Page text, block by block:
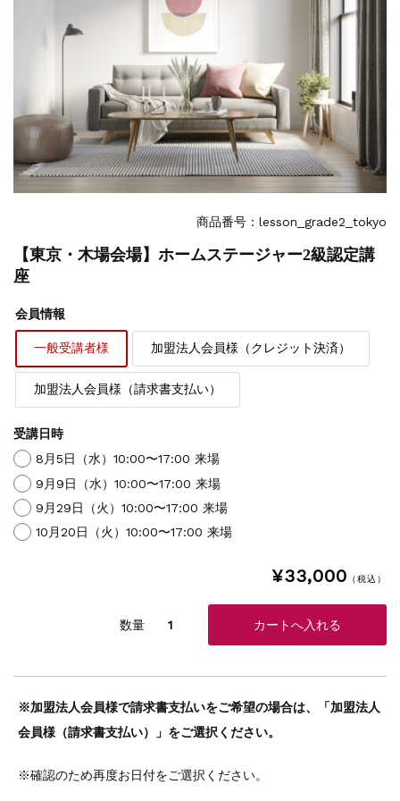
商品番号：lesson_grade2_tokyo
【東京・木場会場】ホームステージャー2級認定講
座
会員情報
一般受講者様 加盟法人会員様（クレジット決済）
加盟法人会員様（請求書支払い）
受講日時
8月5日（水）10:00〜17:00 来場
9月9日（水）10:00〜17:00 来場
9月29日（火）10:00〜17:00 来場
10月20日（火）10:00〜17:00 来場
¥33,000 （税込）
数量
※加盟法人会員様で請求書支払いをご希望の場合は、
「加盟法人
会員様（請求書支払い）」をご選択ください。
※確認のため再度お日付をご選択ください。